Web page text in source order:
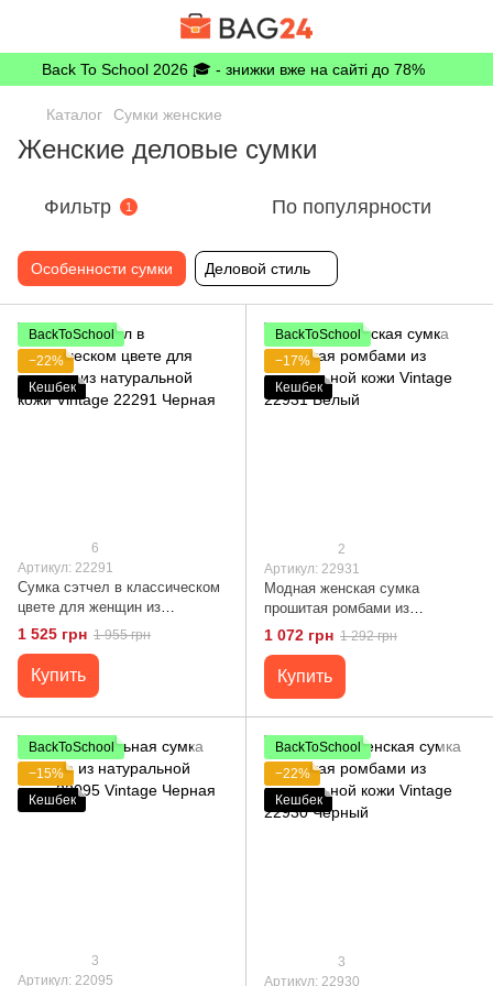
Back To School 2026 🎓 - знижки вже на сайті до 78%
Каталог Сумки женские
Женские деловые сумки
Фильтр 1 По популярности
Особенности сумки Деловой стиль
BackToSchool
−22%
Кешбек
6
Артикул: 22291
Сумка сэтчел в классическом
цвете для женщин из
натуральной кожи Vintage
22291 Черная
1 525 грн 1 955 грн
Купить
BackToSchool
−17%
Кешбек
2
Артикул: 22931
Модная женская сумка
прошитая ромбами из
натуральной кожи Vintage
22931 Белый
1 072 грн 1 292 грн
Купить
BackToSchool
−15%
Кешбек
3
Артикул: 22095
BackToSchool
−22%
Кешбек
3
Артикул: 22930